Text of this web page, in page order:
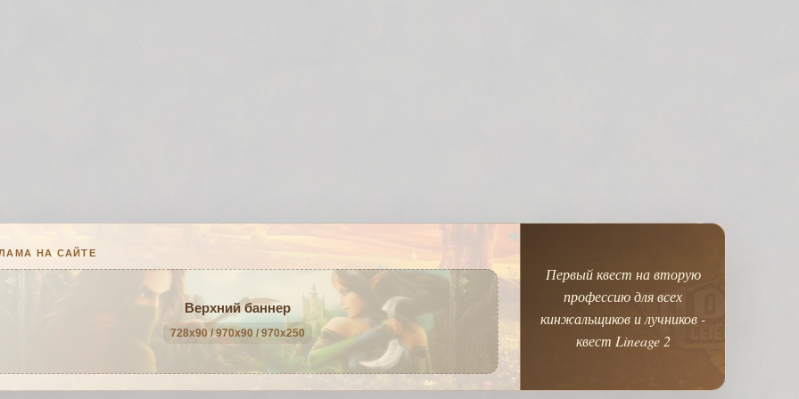
НА САЙТЕ
Верхний баннер
728x90 / 970x90 / 970x250
Первый квест на вторую
профессию для всех
кинжальщиков и лучников -
квест Lineage 2